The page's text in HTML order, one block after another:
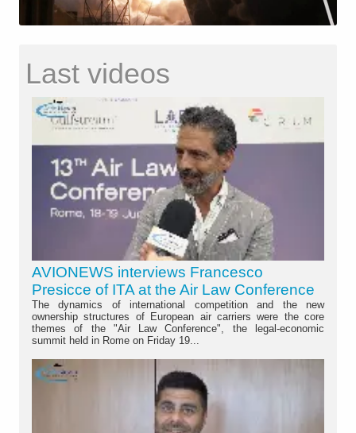
Last videos
AVIONEWS interviews Francesco
Presicce of ITA at the Air Law Conference
The dynamics of international competition and the new
ownership structures of European air carriers were the core
themes of the "Air Law Conference", the legal-economic
summit held in Rome on Friday 19...